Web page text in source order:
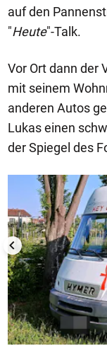
auf den
"Heute"-Talk.
Vor Ort dann der
mit seinem
anderen Autos
Lukas einen
der Spiegel des
1/3